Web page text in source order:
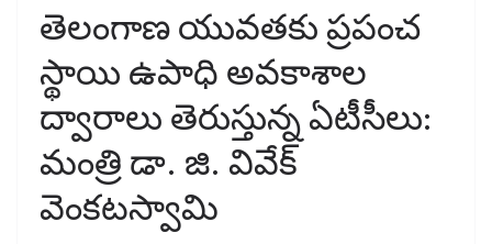
తెలంగాణ యువతకు ప్రపంచ
స్థాయి ఉపాధి అవకాశాల
ద్వారాలు తెరుస్తున్న ఏటీసీలు:
మంత్రి డా. జి. వివేక్
వెంకటస్వామి